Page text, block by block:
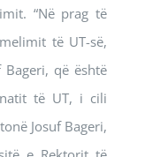
“Në prag të
të UT-së,
që është
të UT, i cili
Josuf Bageri,